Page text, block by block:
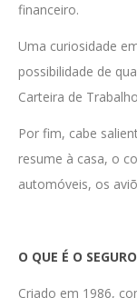
financeiro.
Uma curiosidade
possibilidade de
Carteira de
Por fim, cabe
resume à casa, o
automóveis, os
O QUE É O
Criado em 1986,